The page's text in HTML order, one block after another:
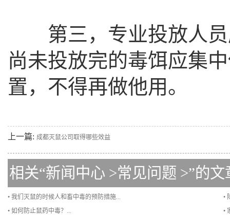
第三，专业投放人员
尚未投放完的毒饵应集
置，不得再做他用。
上一篇: 成都灭鼠公司取得哪些效益
相关“新闻中心 >常见问题 >”的文
• 我们灭鼠的时候人和畜中毒的预防措施...
•
• 如何防止鼠药中毒？...
•